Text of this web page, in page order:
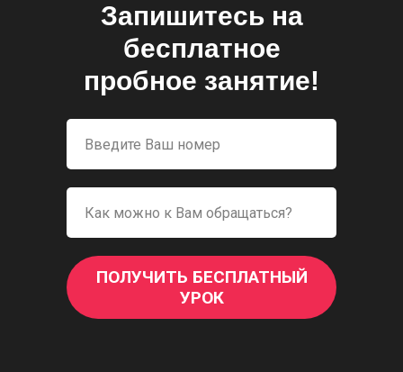
Запишитесь на
бесплатное
пробное занятие!
ПОЛУЧИТЬ БЕСПЛАТНЫЙ
УРОК